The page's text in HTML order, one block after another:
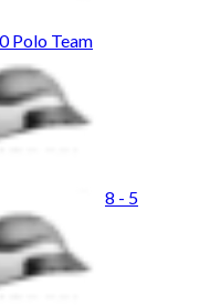
Polo Team
8 - 5